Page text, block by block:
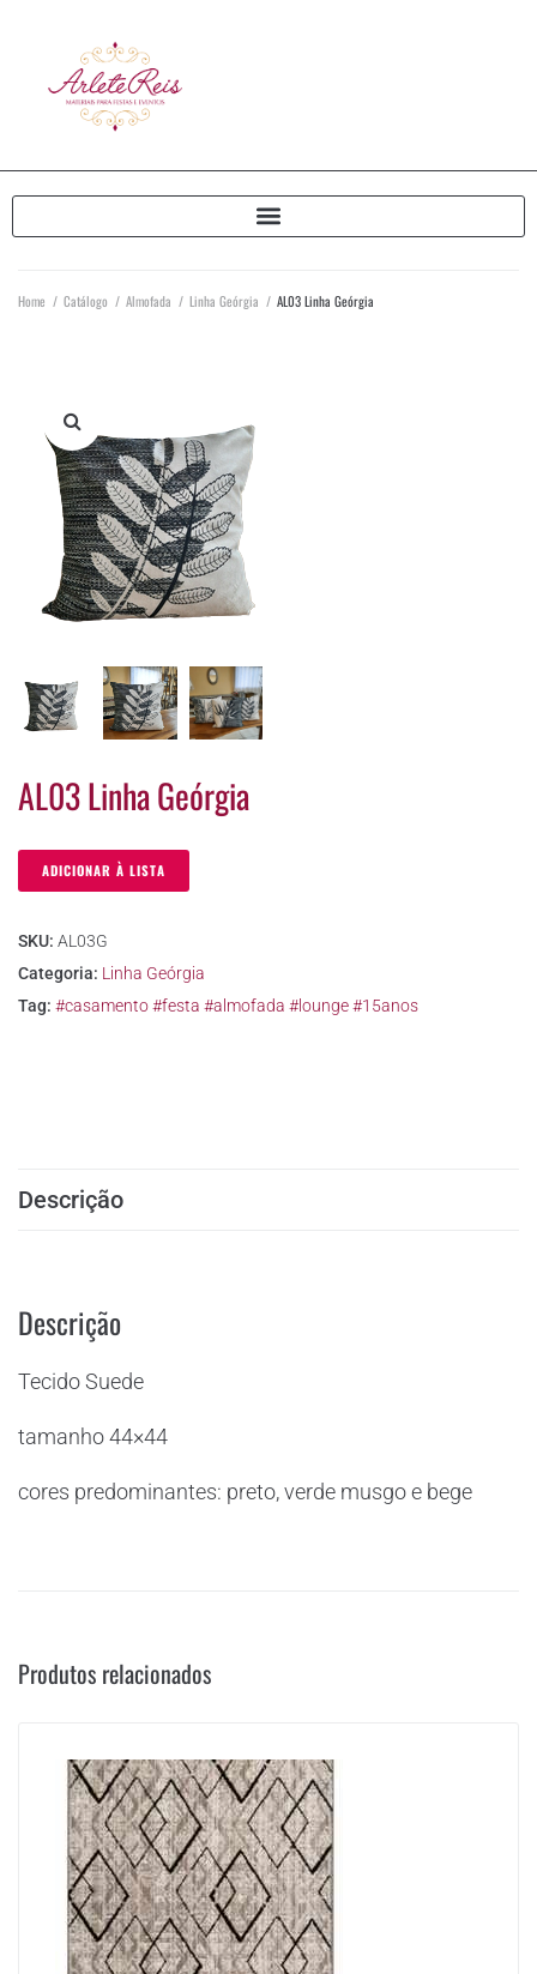
Home / Catálogo / Almofada / Linha Geórgia / AL03 Linha Geórgia
AL03 Linha Geórgia
ADICIONAR À LISTA
SKU: AL03G
Categoria: Linha Geórgia
Tag: #casamento #festa #almofada #lounge #15anos
Descrição
Descrição
Tecido Suede
tamanho 44×44
cores predominantes: preto, verde musgo e bege
Produtos relacionados